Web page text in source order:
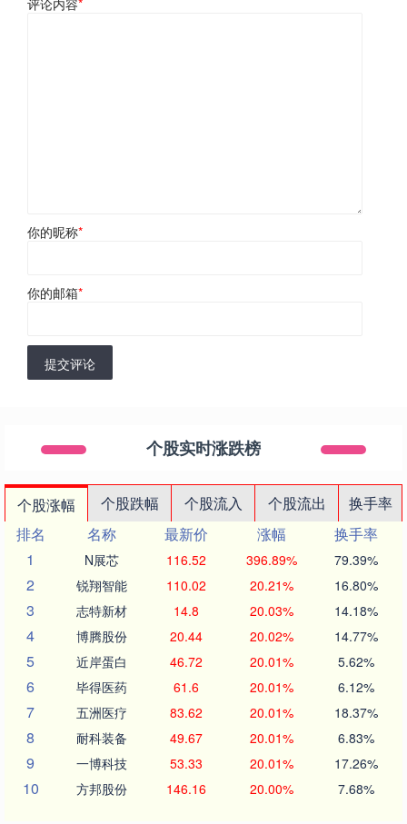
你的昵称*
你的邮箱*
提交评论
个股实时涨跌榜
个股涨幅 个股跌幅 个股流入 个股流出
换手率
排名
名称 最新价 涨幅
换手率
1
N展芯 116.52 396.89% 79.39%
2 锐翔智能 110.02 20.21% 16.80%
3 志特新材 14.8 20.03% 14.18%
4 博腾股份 20.44 20.02% 14.77%
5 近岸蛋白 46.72 20.01% 5.62%
6 毕得医药 61.6 20.01% 6.12%
7 五洲医疗 83.62 20.01% 18.37%
8 耐科装备 49.67 20.01% 6.83%
9 一博科技 53.33 20.01% 17.26%
10 方邦股份 146.16 20.00% 7.68%